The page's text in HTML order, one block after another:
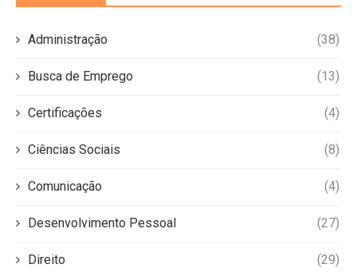
Administração (38)
Busca de Emprego (13)
Certificações (4)
Ciências Sociais (8)
Comunicação (4)
Desenvolvimento Pessoal (27)
Direito (29)